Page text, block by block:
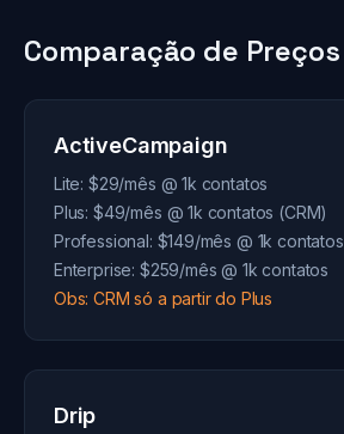
Comparação de Preços
ActiveCampaign
Lite: $29/mês @ 1k contatos
Plus: $49/mês @ 1k contatos (CRM)
Professional: $149/mês @ 1k contatos
Enterprise: $259/mês @ 1k contatos
Obs: CRM só a partir do Plus
Drip